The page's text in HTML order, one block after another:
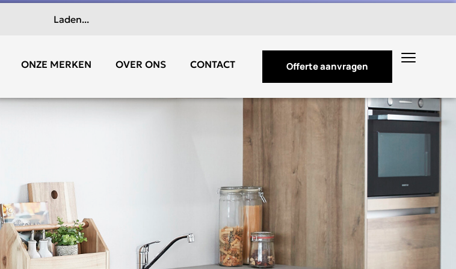
Laden...
ONZE MERKEN OVER ONS CONTACT Offerte aanvragen